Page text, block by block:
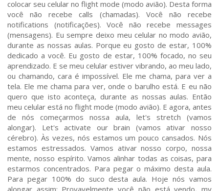
colocar seu celular no flight mode (modo avião). Desta forma
você não recebe calls (chamadas). Você não recebe
notifications (notificações). Você não recebe messages
(mensagens). Eu sempre deixo meu celular no modo avião,
durante as nossas aulas. Porque eu gosto de estar, 100%
dedicado a você. Eu gosto de estar, 100% focado, no seu
aprendizado. E se meu celular estiver vibrando, ao meu lado,
ou chamando, cara é impossível. Ele me chama, para ver a
tela. Ele me chama para ver, onde o barulho está. E eu não
quero que isto aconteça, durante as nossas aulas. Então
meu celular está no flight mode (modo avião). E agora, antes
de nós começarmos nossa aula, let's stretch (vamos
alongar). Let's activate our brain (vamos ativar nosso
cérebro). Às vezes, nós estamos um pouco cansados. Nós
estamos estressados. Vamos ativar nosso corpo, nossa
mente, nosso espírito. Vamos alinhar todas as coisas, para
estarmos concentrados. Para pegar o máximo desta aula.
Para pegar 100% do suco desta aula. Hoje nós vamos